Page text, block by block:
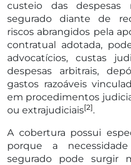
custeio das despesas
segurado diante de
riscos abrangidos pela
contratual adotada,
advocatícios, custas
despesas arbitrais,
gastos razoáveis
em procedimentos
ou extrajudiciais[2].
A cobertura possui
porque a
segurado pode surgir